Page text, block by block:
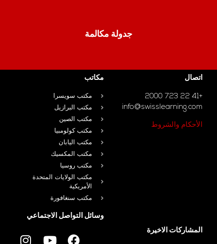
جدولة مكالمة
اتصال
+41 22 723 2000
info@swisslearning.com
الأحكام والشروط
مكاتب
مكتب سويسرا
مكتب البرازيل
مكتب الصين
مكتب كولومبيا
مكتب اليابان
مكتب المكسيك
مكتب روسيا
مكتب الولايات المتحدة
الأمريكية
مكتب سنغافورة
المشاركات الاخيرة
وسائل التواصل الاجتماعي